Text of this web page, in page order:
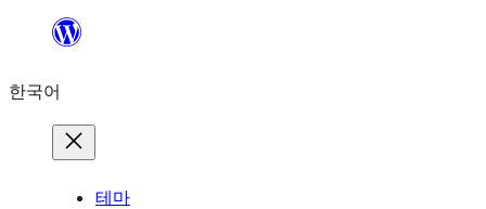
츠
한국어
테마